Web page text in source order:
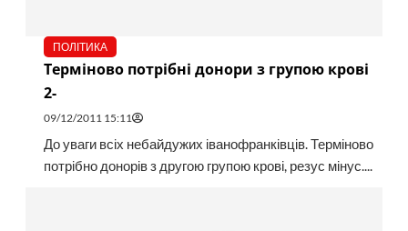
ПОЛІТИКА
Терміново потрібні донори з групою крові
2-
09/12/2011 15:11
До уваги всіх небайдужих іванофранківців. Терміново
потрібно донорів з другою групою крові, резус мінус....